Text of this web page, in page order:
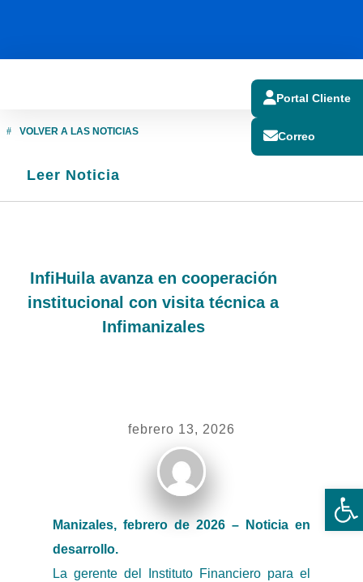
Portal Cliente
Correo
VOLVER A LAS NOTICIAS
Leer Noticia
InfiHuila avanza en cooperación
institucional con visita técnica a
Infimanizales
febrero 13, 2026
Manizales, febrero de 2026 – Noticia en
desarrollo.
La gerente del Instituto Financiero para el